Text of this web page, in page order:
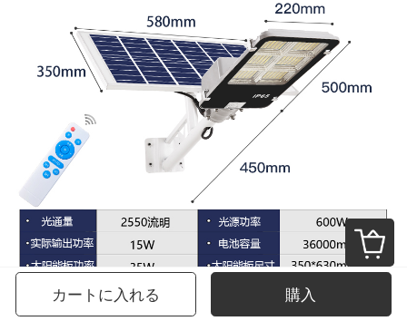
カートに入れる 購入